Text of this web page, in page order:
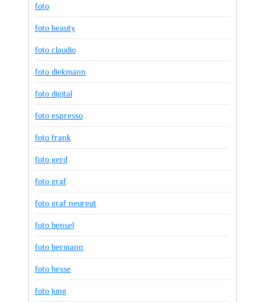
foto
foto beauty
foto claudio
foto diekmann
foto digital
foto espresso
foto frank
foto gerd
foto graf
foto graf neureut
foto hensel
foto hermann
foto hesse
foto jung